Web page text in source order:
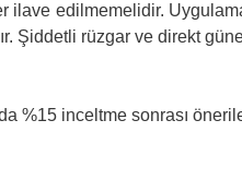
edilmemelidir.
rüzgar ve direkt güneş
%15 inceltme sonrası